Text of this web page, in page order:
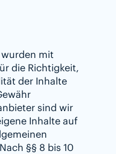
wurden mit
die Richtigkeit,
der Inhalte
sind wir
Inhalte auf
§§ 8 bis 10